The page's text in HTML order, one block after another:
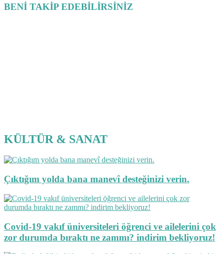
BENİ TAKİP EDEBİLİRSİNİZ
KÜLTÜR & SANAT
Çıktığım yolda bana manevî desteğinizi verin.
Covid-19 vakıf üniversiteleri öğrenci ve ailelerini çok
zor durumda bıraktı ne zammı? indirim bekliyoruz!